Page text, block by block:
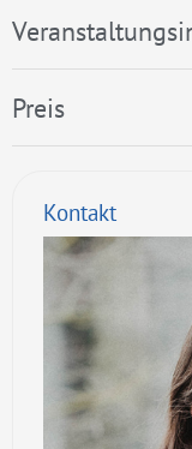
Preis
Kontakt